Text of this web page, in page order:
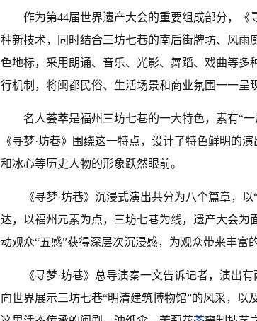
作为第44届世界遗产大会的重要组成部分，《
种新技术，同时结合三坊七巷的南后街牌坊、风雨
色地标，采用朗诵、音乐、光影、舞蹈、戏曲等多
行机制，将闽都民俗、生活场景和商业氛围一一呈
名人荟萃是福州三坊七巷的一大特色，素有“
《寻梦·坊巷》围绕这一特点，设计了特色鲜明的
和冰心等历史人物的形象跃然眼前。
《寻梦·坊巷》沉浸式演出共分为八个篇章，
达，以福州元素为点，三坊七巷为线，遗产大会为
动观众“五感”获得深层次沉浸感，为观众带来丰富
《寻梦·坊巷》总导演秦一文告诉记者，演出
向世界展示三坊七巷“明清建筑博物馆”的风采，以